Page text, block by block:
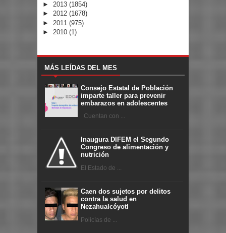
► 2013 (1854)
► 2012 (1678)
► 2011 (975)
► 2010 (1)
MÁS LEÍDAS DEL MES
Consejo Estatal de Población
imparte taller para prevenir
embarazos en adolescentes
Cuentan con ...
Inaugura DIFEM el Segundo
Congreso de alimentación y
nutrición
El Estado de ...
Caen dos sujetos por delitos
contra la salud en
Nezahualcóyotl
Policías de ...